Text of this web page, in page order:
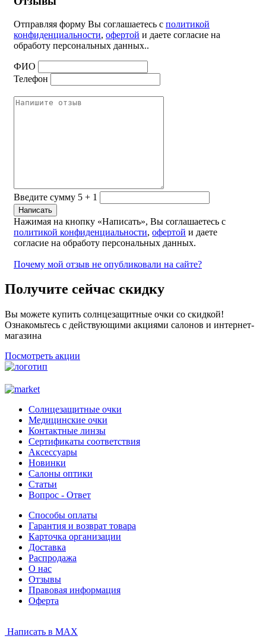
Отправляя форму Вы соглашаетесь с политикой
конфиденциальности, офертой и даете согласие на
обработу персональных данных..
ФИО
Телефон
Введите сумму 5 + 1
Нажимая на кнопку «Написать», Вы соглашаетесь с
политикой конфиденциальности, офертой и даете
согласие на обработу персональных данных.
Почему мой отзыв не опубликовали на сайте?
Получите сейчас скидку
Вы можете купить солнцезащитные очки со скидкой!
Ознакомьтесь с действующими акциями салонов и интернет-
магазина
Посмотреть акции
Солнцезащитные очки
Медицинские очки
Контактные линзы
Сертификаты соответствия
Аксессуары
Новинки
Салоны оптики
Статьи
Вопрос - Ответ
Способы оплаты
Гарантия и возврат товара
Карточка организации
Доставка
Распродажа
О нас
Отзывы
Правовая информация
Оферта
Написать в MAX